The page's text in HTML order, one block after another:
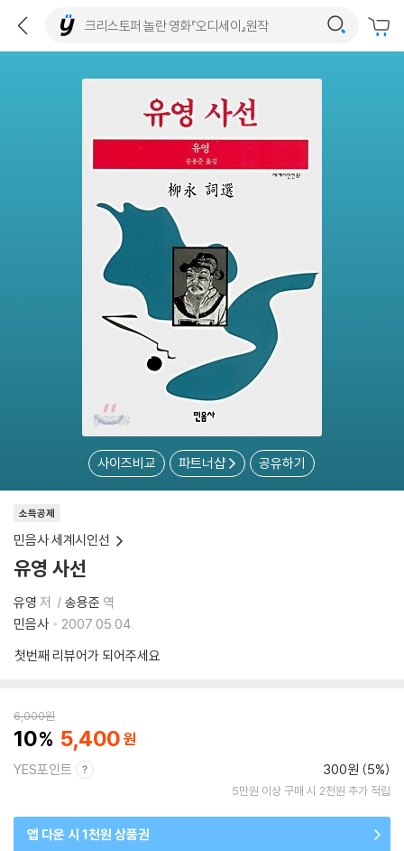
사이즈비교 파트너샵 공유하기
소득공제
민음사 세계시인선
유영 사선
유영 저 송용준 역
민음사
2007.05.04.
첫번째 리뷰어가 되어주세요
6,000원
10 5,400
YES포인트 300원 (5%)
5만원 이상 구매 시 2천원 추가 적립
앱 다운 시 1천원 상품권